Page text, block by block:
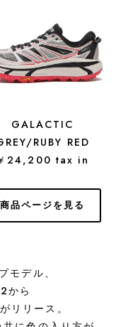
GALACTIC
RUBY RED
24,200 tax in
商品ページを見る
モデル、
から
リリース。